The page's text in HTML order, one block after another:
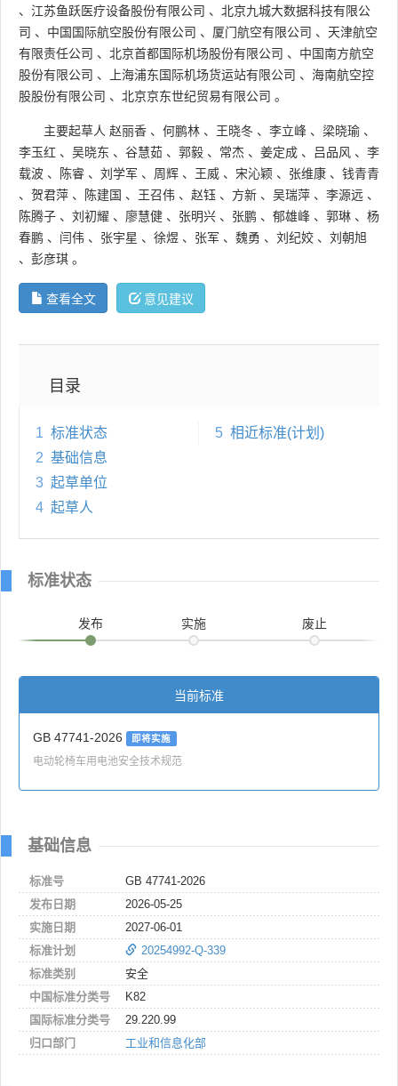
、 江苏鱼跃医疗设备股份有限公司 、 北京九城大数据科技有限公
司 、 中国国际航空股份有限公司 、 厦门航空有限公司 、 天津航空
有限责任公司 、 北京首都国际机场股份有限公司 、 中国南方航空
股份有限公司 、 上海浦东国际机场货运站有限公司 、 海南航空控
股股份有限公司 、 北京京东世纪贸易有限公司 。
主要起草人 赵丽香 、 何鹏林 、 王晓冬 、 李立峰 、 梁晓瑜 、
李玉红 、 吴晓东 、 谷慧茹 、 郭毅 、 常杰 、 姜定成 、 吕品风 、 李
载波 、 陈睿 、 刘学军 、 周辉 、 王威 、 宋沁颖 、 张维康 、 钱青青
、 贺君萍 、 陈建国 、 王召伟 、 赵钰 、 方新 、 吴瑞萍 、 李源远 、
陈腾子 、 刘初耀 、 廖慧健 、 张明兴 、 张鹏 、 郁雄峰 、 郭琳 、 杨
春鹏 、 闫伟 、 张宇星 、 徐煜 、 张军 、 魏勇 、 刘纪姣 、 刘朝旭
、 彭彦琪 。
查看全文 意见建议
目录
1 标准状态
2 基础信息
3 起草单位
4 起草人
5 相近标准(计划)
标准状态
发布 实施 废止
当前标准
GB 47741-2026 即将实施
电动轮椅车用电池安全技术规范
基础信息
标准号
GB 47741-2026
发布日期
2026-05-25
实施日期
2027-06-01
标准计划
20254992-Q-339
标准类别
安全
中国标准分类号
K82
国际标准分类号
29.220.99
归口部门
工业和信息化部